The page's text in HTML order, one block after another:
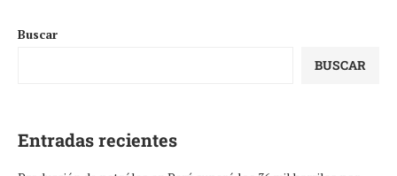
Buscar
BUSCAR
Entradas recientes